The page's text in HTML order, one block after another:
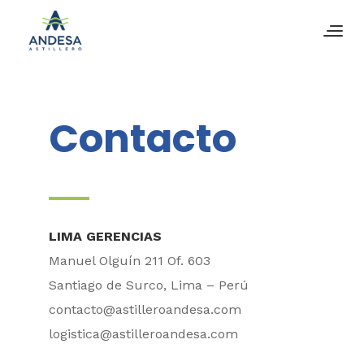
Contacto
LIMA GERENCIAS
Manuel Olguín 211 Of. 603
Santiago de Surco, Lima – Perú
contacto@astilleroandesa.com
logistica@astilleroandesa.com